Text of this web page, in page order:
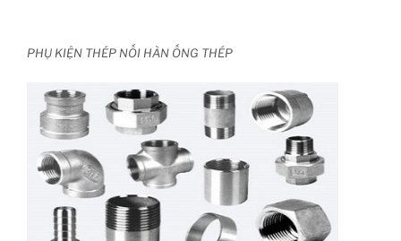
PHỤ KIỆN THÉP NỐI HÀN ỐNG THÉP